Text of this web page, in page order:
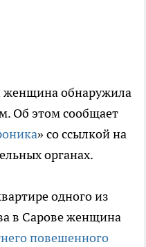
женщина обнаружила
Об этом сообщает
» со ссылкой на
органах.
одного из
в Сарове женщина
повешенного